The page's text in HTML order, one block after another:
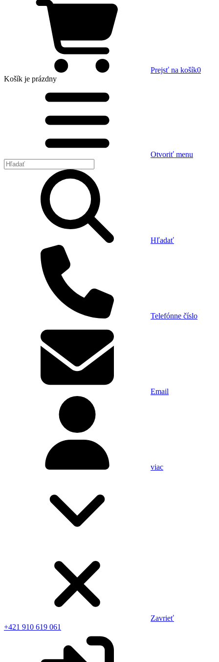
Prejsť na košík0
Košík je prázdny
Otvoriť menu
Hľadať
Telefónne číslo
Email
viac
Zavrieť
+421 910 619 061